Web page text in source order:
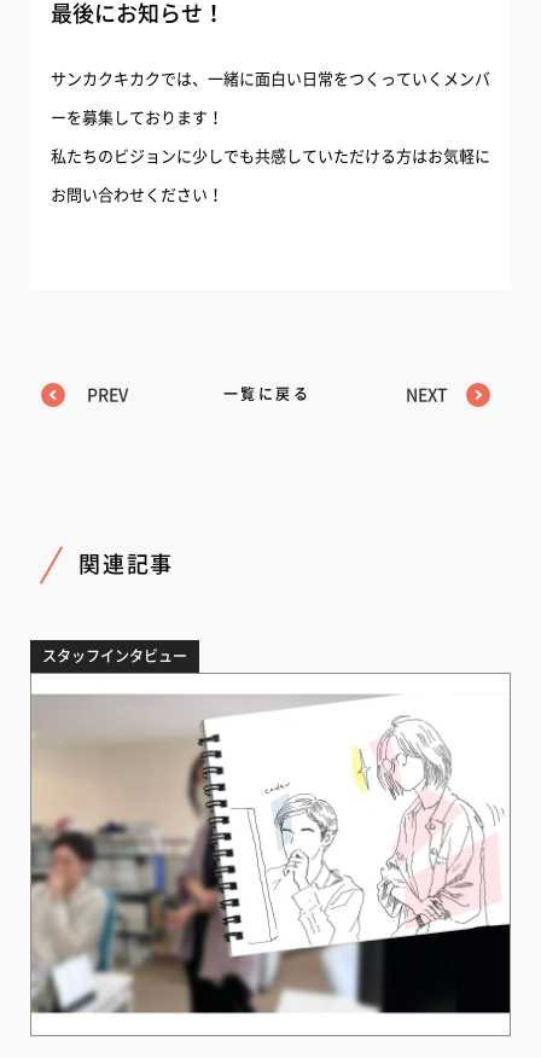
最後にお知らせ！
サンカクキカクでは、一緒に面白い日常をつくっていくメンバ
ーを募集しております！
私たちのビジョンに少しでも共感していただける方はお気軽に
お問い合わせください！
PREV 一覧に戻る NEXT
関連記事
スタッフインタビュー